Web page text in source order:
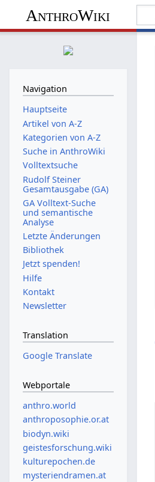
AnthroWiki
Navigation
Hauptseite
Artikel von A-Z
Kategorien von A-Z
Suche in AnthroWiki
Volltextsuche
Rudolf Steiner
Gesamtausgabe (GA)
GA Volltext-Suche
und semantische
Analyse
Letzte Änderungen
Bibliothek
Jetzt spenden!
Hilfe
Kontakt
Newsletter
Translation
Google Translate
Webportale
anthro.world
anthroposophie.or.at
biodyn.wiki
geistesforschung.wiki
kulturepochen.de
mysteriendramen.at